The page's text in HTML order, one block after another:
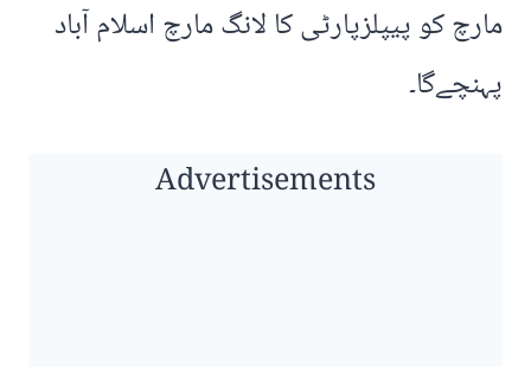
مارچ کو پیپلزپارٹی کا لانگ مارچ اسلام آباد
پہنچےگا۔
Advertisements